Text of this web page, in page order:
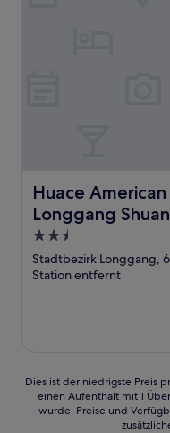
Huace
Longgang
Huace American
2.5-
Sterne-
Unterkunft
Stadtbezirk Longgang,
Station entfernt
Dies
der
Dies ist der niedrigste Preis
einen Aufenthalt mit 1
wurde. Preise und